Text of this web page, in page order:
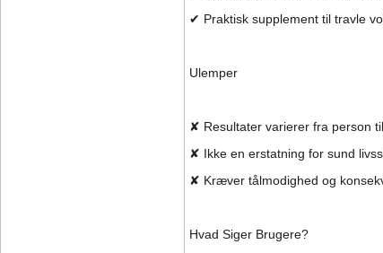
✔ Praktisk supplement til travle
Ulemper
✘ Resultater varierer fra person
✘ Ikke en erstatning for sund
✘ Kræver tålmodighed og
Hvad Siger Brugere?